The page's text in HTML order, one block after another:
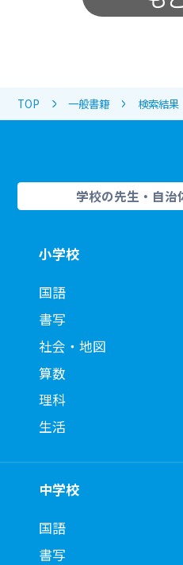
TOP 一般書籍 検索結果
学校の先生・自治
小学校
国語
書写
社会・地図
算数
理科
生活
中学校
国語
書写